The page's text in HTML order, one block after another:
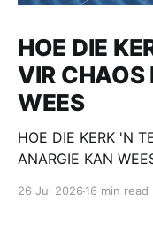
HOE DIE
VIR CHAOS
WEES
HOE DIE KERK 'N
ANARGIE KAN
26 Jul 2026 16 min read